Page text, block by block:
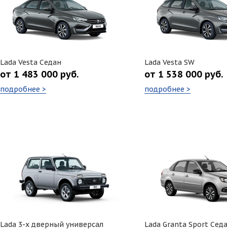
Lada Vesta Седан
от 1 483 000 руб.
подробнее >
Lada Vesta SW
от 1 538 000 руб.
подробнее >
Lada 3-х дверный универсал Lada Granta Sport